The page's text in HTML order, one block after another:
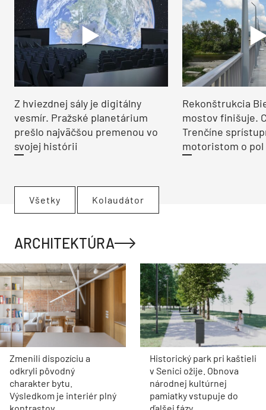
Z hviezdnej sály je digitálny
vesmír. Pražské planetárium
prešlo najväčšou premenou vo
svojej histórii
Rekonštrukcia
mostov finišuje.
Trenčíne
motoristom o pol
Všetky Kolaudátor
ARCHITEKTÚRA
Zmenili dispozíciu a
odkryli pôvodný
charakter bytu.
Výsledkom je interiér plný
Historický park pri kaštieli
v Senici ožije. Obnova
národnej kultúrnej
pamiatky vstupuje do